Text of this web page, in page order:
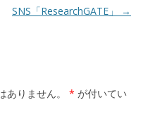
SNS「ResearchGATE」
→
りません。 * が付いてい